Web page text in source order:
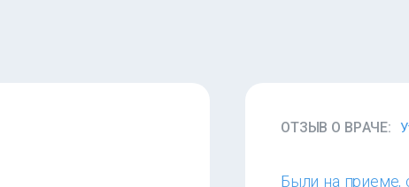
ОТЗЫВ О ВРАЧЕ:
Были на приеме,